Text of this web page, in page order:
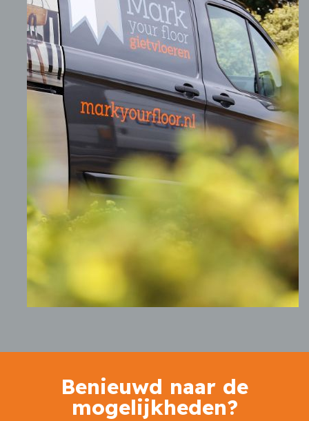
Benieuwd naar de
mogelijkheden?